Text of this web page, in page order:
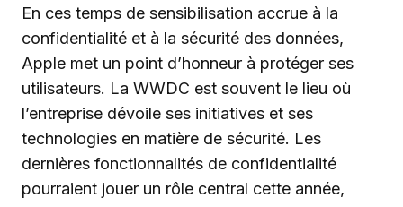
En ces temps de sensibilisation accrue à la
confidentialité et à la sécurité des données,
Apple met un point d’honneur à protéger ses
utilisateurs. La WWDC est souvent le lieu où
l’entreprise dévoile ses initiatives et ses
technologies en matière de sécurité. Les
dernières fonctionnalités de confidentialité
pourraient jouer un rôle central cette année,